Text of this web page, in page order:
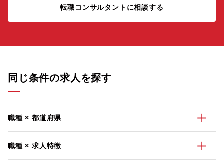
転職コンサルタントに相談する
同じ条件の求人を探す
職種 × 都道府県
職種 × 求人特徴